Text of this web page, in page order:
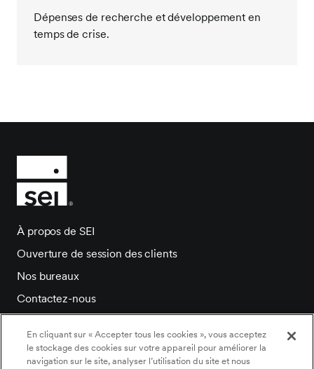
Dépenses de recherche et développement en
temps de crise.
À propos de SEI
Ouverture de session des clients
Nos bureaux
Contactez-nous
Carrieres
En cliquant sur « Accepter tous les cookies », vous acceptez
le stockage des cookies sur votre appareil pour améliorer la
navigation sur le site, analyser l’utilisation du site et nous